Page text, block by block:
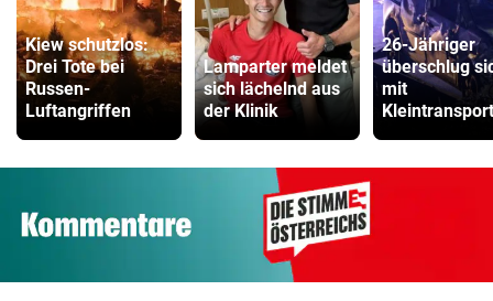
Kiew schutzlos:
Drei Tote bei
Russen-
Luftangriffen
Lamparter meldet
sich lächelnd aus
der Klinik
26-Jähriger
überschlug
mit